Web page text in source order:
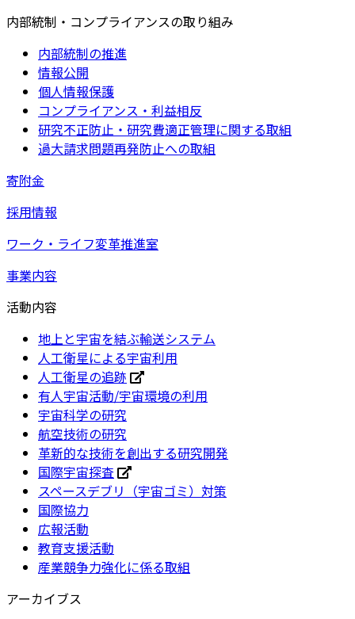
内部統制・コンプライアンスの取り組み
内部統制の推進
情報公開
個人情報保護
コンプライアンス・利益相反
研究不正防止・研究費適正管理に関する取組
過大請求問題再発防止への取組
寄附金
採用情報
ワーク・ライフ変革推進室
事業内容
活動内容
地上と宇宙を結ぶ輸送システム
人工衛星による宇宙利用
人工衛星の追跡
有人宇宙活動/宇宙環境の利用
宇宙科学の研究
航空技術の研究
革新的な技術を創出する研究開発
国際宇宙探査
スペースデブリ（宇宙ゴミ）対策
国際協力
広報活動
教育支援活動
産業競争力強化に係る取組
アーカイブス